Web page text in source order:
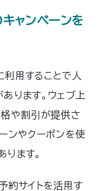
ャンペーンを
利用することで人
ります。ウェブ上
格や割引が提供さ
ンやクーポンを使
ます。
約サイトを活用す